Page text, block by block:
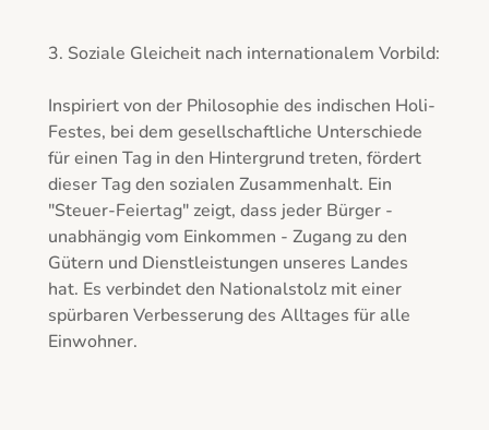
3. Soziale Gleicheit nach internationalem Vorbild:
Inspiriert von der Philosophie des indischen Holi-
Festes, bei dem gesellschaftliche Unterschiede
für einen Tag in den Hintergrund treten, fördert
dieser Tag den sozialen Zusammenhalt. Ein
"Steuer-Feiertag" zeigt, dass jeder Bürger -
unabhängig vom Einkommen - Zugang zu den
Gütern und Dienstleistungen unseres Landes
hat. Es verbindet den Nationalstolz mit einer
spürbaren Verbesserung des Alltages für alle
Einwohner.